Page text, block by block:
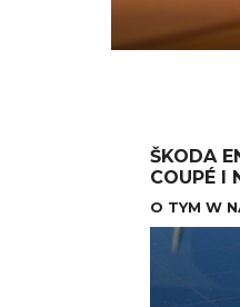
ŠKODA
COUPÉ I
O TYM W